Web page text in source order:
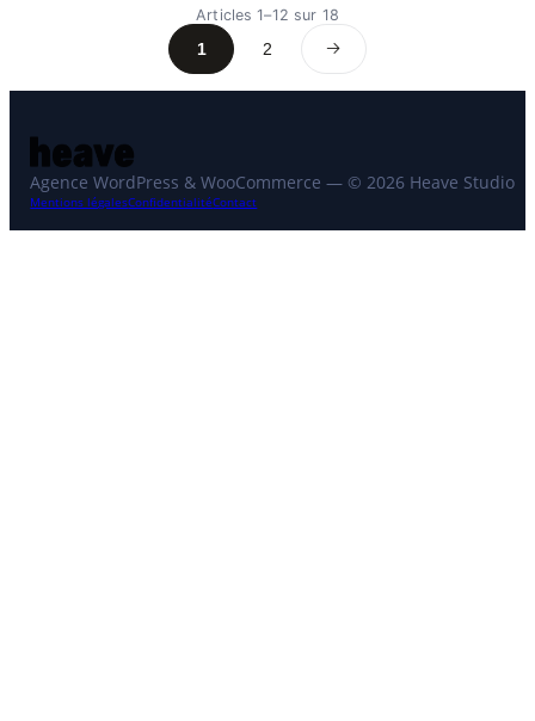
Articles 1–12 sur 18
1 2 Suivant
Agence WordPress & WooCommerce — © 2026 Heave Studio
Mentions légalesConfidentialitéContact